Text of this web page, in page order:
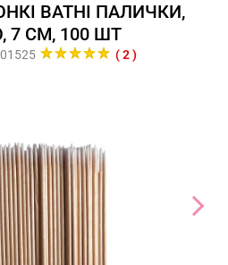
ВАТНІ ПАЛИЧКИ,
7 СМ, 100 ШТ
( 2 )